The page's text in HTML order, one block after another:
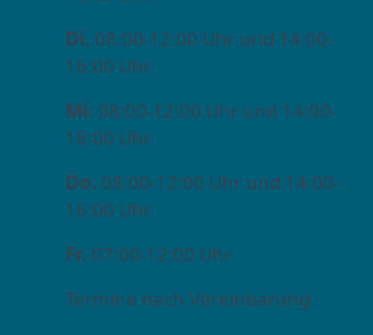
Di. 08:00-12:00 Uhr und 14:00-
16:00 Uhr
Mi. 08:00-12:00 Uhr und 14:00-
18:00 Uhr
Do. 08:00-12:00 Uhr und 14:00-
16:00 Uhr
Fr. 07:00-12:00 Uhr
Termine nach Vereinbarung